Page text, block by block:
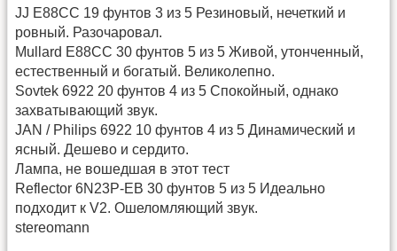
JJ E88CC 19 фунтов 3 из 5 Резиновый, нечеткий и
ровный. Разочаровал.
Mullard E88CC 30 фунтов 5 из 5 Живой, утонченный,
естественный и богатый. Великолепно.
Sovtek 6922 20 фунтов 4 из 5 Спокойный, однако
захватывающий звук.
JAN / Philips 6922 10 фунтов 4 из 5 Динамический и
ясный. Дешево и сердито.
Лампа, не вошедшая в этот тест
Reflector 6N23P-EB 30 фунтов 5 из 5 Идеально
подходит к V2. Ошеломляющий звук.
stereomann